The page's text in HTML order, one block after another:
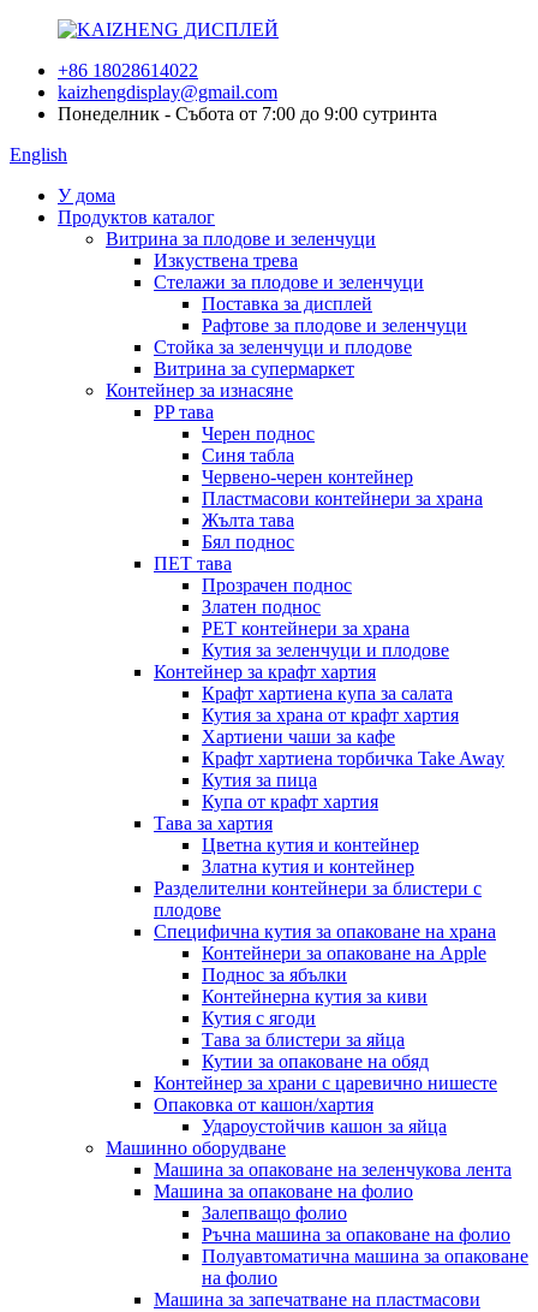
+86 18028614022
kaizhengdisplay@gmail.com
Понеделник - Събота от 7:00 до 9:00 сутринта
English
У дома
Продуктов каталог
Витрина за плодове и зеленчуци
Изкуствена трева
Стелажи за плодове и зеленчуци
Поставка за дисплей
Рафтове за плодове и зеленчуци
Стойка за зеленчуци и плодове
Витрина за супермаркет
Контейнер за изнасяне
PP тава
Черен поднос
Синя табла
Червено-черен контейнер
Пластмасови контейнери за храна
Жълта тава
Бял поднос
ПЕТ тава
Прозрачен поднос
Златен поднос
PET контейнери за храна
Кутия за зеленчуци и плодове
Контейнер за крафт хартия
Крафт хартиена купа за салата
Кутия за храна от крафт хартия
Хартиени чаши за кафе
Крафт хартиена торбичка Take Away
Кутия за пица
Купа от крафт хартия
Тава за хартия
Цветна кутия и контейнер
Златна кутия и контейнер
Разделителни контейнери за блистери с
плодове
Специфична кутия за опаковане на храна
Контейнери за опаковане на Apple
Поднос за ябълки
Контейнерна кутия за киви
Кутия с ягоди
Тава за блистери за яйца
Кутии за опаковане на обяд
Контейнер за храни с царевично нишесте
Опаковка от кашон/хартия
Удароустойчив кашон за яйца
Машинно оборудване
Машина за опаковане на зеленчукова лента
Машина за опаковане на фолио
Залепващо фолио
Ръчна машина за опаковане на фолио
Полуавтоматична машина за опаковане
на фолио
Машина за запечатване на пластмасови